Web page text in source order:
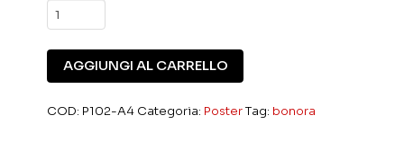
N.
102
Paola
Bonora
quantità
AGGIUNGI AL CARRELLO
COD: P102-A4 Categoria: PosterTag: bonora